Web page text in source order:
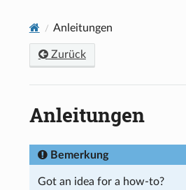
Anleitungen
Zurück
Anleitungen
Bemerkung
Got an idea for a how-to?